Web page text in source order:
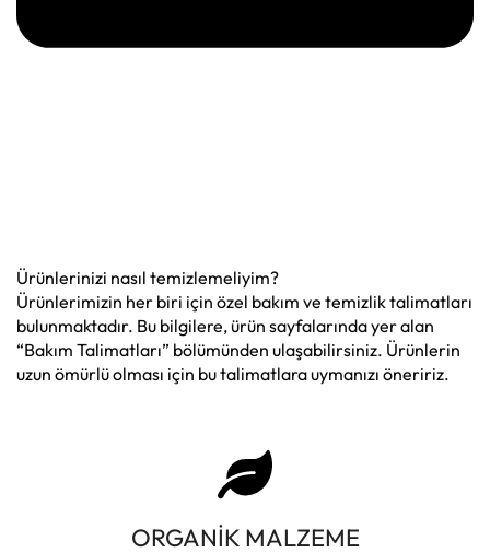
Ürünlerinizi nasıl temizlemeliyim?
Ürünlerimizin her biri için özel bakım ve temizlik talimatları
bulunmaktadır. Bu bilgilere, ürün sayfalarında yer alan
“Bakım Talimatları” bölümünden ulaşabilirsiniz. Ürünlerin
uzun ömürlü olması için bu talimatlara uymanızı öneririz.
ORGANİK MALZEME